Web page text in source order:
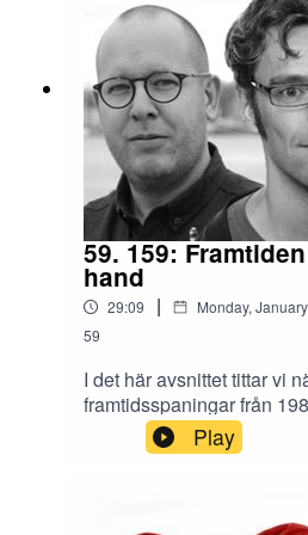
(Sebastian Galiani,
Academic Journals Use
Auto-Reject AI-Written
Vad krävs av framtidens
seminarium om framtidens
kompetens – ständigt
detsamma (IVA)
59. 159:
hand
29:09 | Monday,
59
I det här avsnittet tittar vi
framtidsspaningar från
"Populärvetenskap". Hur
framtiden, hur står sig
Play